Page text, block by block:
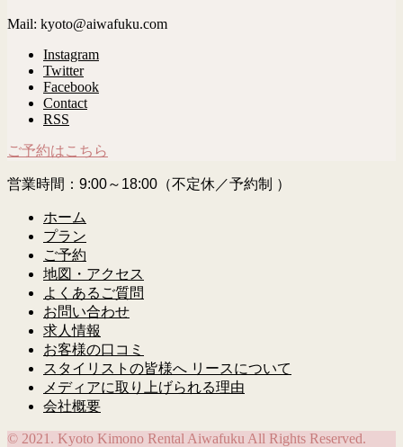
Mail: kyoto@aiwafuku.com
Instagram
Twitter
Facebook
Contact
RSS
ご予約はこちら
営業時間：9:00～18:00（不定休／予約制 ）
ホーム
プラン
ご予約
地図・アクセス
よくあるご質問
お問い合わせ
求人情報
お客様の口コミ
スタイリストの皆様へ リースについて
メディアに取り上げられる理由
会社概要
© 2021. Kyoto Kimono Rental Aiwafuku All Rights Reserved.